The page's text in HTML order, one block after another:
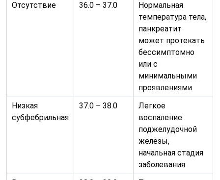
Отсутствие
36.0 – 37.0
Нормальная
температура тела,
панкреатит
может протекать
бессимптомно
или с
минимальными
проявлениями
Низкая
субфебрильная
37.0 – 38.0
Легкое
воспаление
поджелудочной
железы,
начальная стадия
заболевания